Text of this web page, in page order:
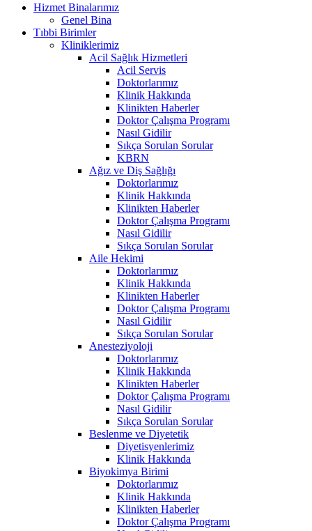
Hizmet Binalarımız
Genel Bina
Tıbbi Birimler
Kliniklerimiz
Acil Sağlık Hizmetleri
Acil Servis
Doktorlarımız
Klinik Hakkında
Klinikten Haberler
Doktor Çalışma Programı
Nasıl Gidilir
Sıkça Sorulan Sorular
KBRN
Ağız ve Diş Sağlığı
Doktorlarımız
Klinik Hakkında
Klinikten Haberler
Doktor Çalışma Programı
Nasıl Gidilir
Sıkça Sorulan Sorular
Aile Hekimi
Doktorlarımız
Klinik Hakkında
Klinikten Haberler
Doktor Çalışma Programı
Nasıl Gidilir
Sıkça Sorulan Sorular
Anesteziyoloji
Doktorlarımız
Klinik Hakkında
Klinikten Haberler
Doktor Çalışma Programı
Nasıl Gidilir
Sıkça Sorulan Sorular
Beslenme ve Diyetetik
Diyetisyenlerimiz
Klinik Hakkında
Biyokimya Birimi
Doktorlarımız
Klinik Hakkında
Klinikten Haberler
Doktor Çalışma Programı